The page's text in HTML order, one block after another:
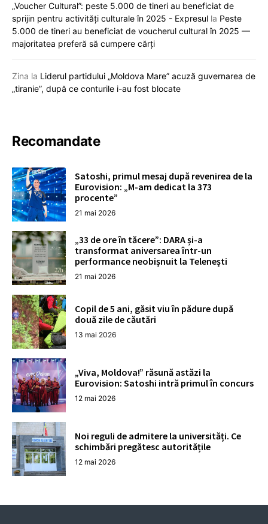
„Voucher Cultural”: peste 5.000 de tineri au beneficiat de
sprijin pentru activități culturale în 2025 - Expresul la Peste
5.000 de tineri au beneficiat de voucherul cultural în 2025 —
majoritatea preferă să cumpere cărți
Zina la Liderul partidului „Moldova Mare” acuză guvernarea de
„tiranie”, după ce conturile i-au fost blocate
Recomandate
Satoshi, primul mesaj după revenirea de la
Eurovision: „M-am dedicat la 373
procente”
21 mai 2026
„33 de ore în tăcere”: DARA și-a
transformat aniversarea într-un
performance neobișnuit la Telenești
21 mai 2026
Copil de 5 ani, găsit viu în pădure după
două zile de căutări
13 mai 2026
„Viva, Moldova!” răsună astăzi la
Eurovision: Satoshi intră primul în concurs
12 mai 2026
Noi reguli de admitere la universități. Ce
schimbări pregătesc autoritățile
12 mai 2026